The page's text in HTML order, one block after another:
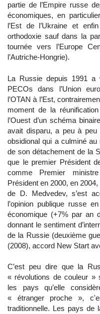
partie de l’Empire russe
économiques, en
l’Est de l’Ukraine et
orthodoxie sauf dans la
tournée vers l’Europe
l’Autriche-Hongrie).
La Russie depuis 1991 a
PECOs dans l’Union
l’OTAN à l’Est,
moment de la
l’Ouest d’un schéma
avait disparu, a peu à peu
obsidional qui a culminé
de son détachement de la
que le premier Président
comme Premier
Président en 2000, en
de D. Medvedev, s’est
l’opinion publique russe
économique (+7% par an
donnant le sentiment
de la Russie (deuxième
(2008), accord New Start
C’est peu dire que la
« révolutions de couleur »
les pays qu’elle
« étranger proche »,
traditionnelle. Les pays de